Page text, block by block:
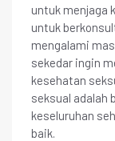
untuk menjaga
untuk
mengalami
sekedar ingin
kesehatan
seksual adalah
keseluruhan
baik.